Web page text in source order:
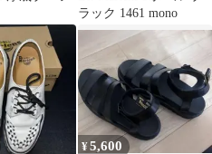
ラック 1461 mono
¥5,600